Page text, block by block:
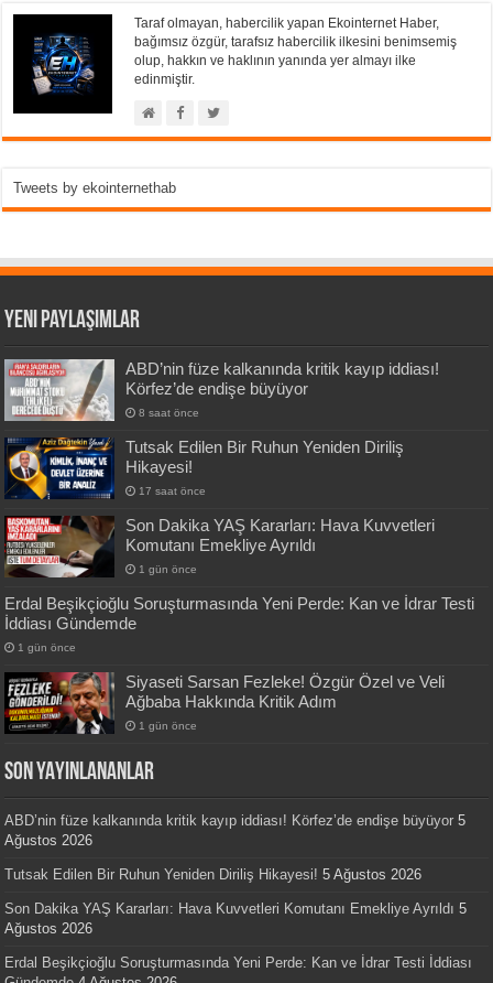
Taraf olmayan, habercilik yapan Ekointernet Haber,
bağımsız özgür, tarafsız habercilik ilkesini benimsemiş
olup, hakkın ve haklının yanında yer almayı ilke
edinmiştir.
Tweets by ekointernethab
Yeni Paylaşımlar
ABD’nin füze kalkanında kritik kayıp iddiası!
Körfez’de endişe büyüyor
8 saat önce
Tutsak Edilen Bir Ruhun Yeniden Diriliş
Hikayesi!
17 saat önce
Son Dakika YAŞ Kararları: Hava Kuvvetleri
Komutanı Emekliye Ayrıldı
1 gün önce
Erdal Beşikçioğlu Soruşturmasında Yeni Perde: Kan ve İdrar Testi
İddiası Gündemde
1 gün önce
Siyaseti Sarsan Fezleke! Özgür Özel ve Veli
Ağbaba Hakkında Kritik Adım
1 gün önce
SON YAYINLANANLAR
ABD’nin füze kalkanında kritik kayıp iddiası! Körfez’de endişe büyüyor 5
Ağustos 2026
Tutsak Edilen Bir Ruhun Yeniden Diriliş Hikayesi! 5 Ağustos 2026
Son Dakika YAŞ Kararları: Hava Kuvvetleri Komutanı Emekliye Ayrıldı 5
Ağustos 2026
Erdal Beşikçioğlu Soruşturmasında Yeni Perde: Kan ve İdrar Testi İddiası